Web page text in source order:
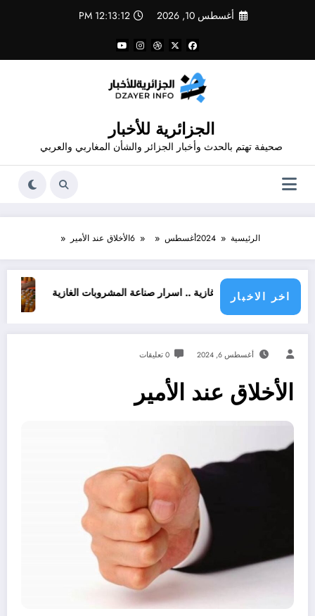
أغسطس 10, 2026 12:13:12 PM
الجزائرية للأخبار
صحيفة تهتم بالحدث وأخبار الجزائر والشأن المغاربي والعربي
الرئيسية 2024أغسطس 6الأخلاق عند الأمير
اخر الاخبار
غازية .. اسرار صناعة المشروبات الغازية قانون المشروبات و المشروبات الغازية
أغسطس 6, 2024 0 تعليقات
الأخلاق عند الأمير